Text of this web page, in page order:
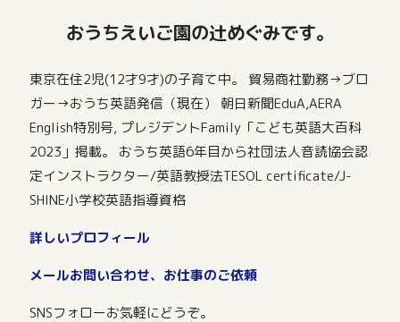
おうちえいご園の辻めぐみです。
東京在住2児(12才9才)の子育て中。 貿易商社勤務→ブロ
ガー→おうち英語発信（現在） 朝日新聞EduA,AERA
English特別号, プレジデントFamily「こども英語大百科
2023」掲載。 おうち英語6年目から社団法人音読協会認
定インストラクター/英語教授法TESOL certificate/J-
SHINE小学校英語指導資格
詳しいプロフィール
メールお問い合わせ、お仕事のご依頼
SNSフォローお気軽にどうぞ。